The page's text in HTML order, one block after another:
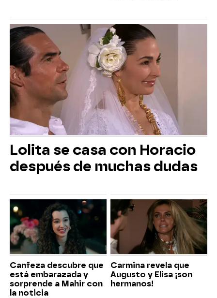
Lolita se casa con Horacio
después de muchas dudas
Canfeza descubre que
está embarazada y
sorprende a Mahir con
la noticia
Carmina revela que
Augusto y Elisa ¡son
hermanos!